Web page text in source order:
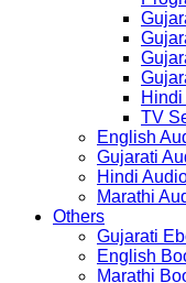
TV
English
Gujarati
Hindi
Marathi
Others
Gujarati
English
Marathi